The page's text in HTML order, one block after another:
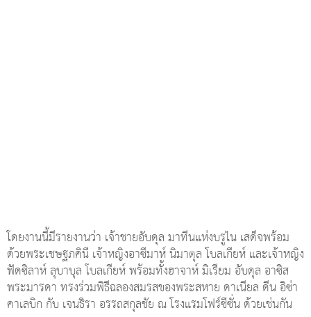
โดยงานนี้มีรายงานว่า เจ้าชายอับดุล มาทีนแห่งบรูไน เสด็จพร้อม
ด้วยพระเชษฐภคินี เจ้าหญิงอาซีมาห์ นิมาตุล โบลเกียห์ และเจ้าหญิง
ฟัดซิลาห์ ลุบาบุล โบลเกียห์ พร้อมทั้งฮาจาห์ มิเรียม อับดุล อาซิส
พระมารดา ทรงร่วมพิธีฉลองสมรสของพระสหาย ดาเนียล ดีน อิซ่า
คาเลบิก กับ เจนธิรา อรรถสกุลชัย ณ โรงแรมโฟร์ซีซั่น ด้วยเช่นกัน